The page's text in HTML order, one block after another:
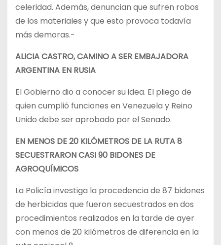
celeridad. Además, denuncian que sufren robos
de los materiales y que esto provoca todavía
más demoras.-
ALICIA CASTRO, CAMINO A SER EMBAJADORA
ARGENTINA EN RUSIA
El Gobierno dio a conocer su idea. El pliego de
quien cumplió funciones en Venezuela y Reino
Unido debe ser aprobado por el Senado.
EN MENOS DE 20 KILÓMETROS DE LA RUTA 8
SECUESTRARON CASI 90 BIDONES DE
AGROQUÍMICOS
La Policía investiga la procedencia de 87 bidones
de herbicidas que fueron secuestrados en dos
procedimientos realizados en la tarde de ayer
con menos de 20 kilómetros de diferencia en la